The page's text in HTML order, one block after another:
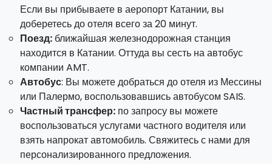
Выезд из отеля.
Кулинарный мастер-класс и посещение рынка Катании.
Отель:отель, в котором вы будете проживать, имеет 4*
и расположен в центре Катании. Размещение
предусмотрено в двухместном номере с включённым
завтраком.
Заезд:с 14:00 —Выезд:до 12:00.
Хотите взять машину напрокат и насладиться полной
свободой?Свяжитесьс намиили забронируйте онлайн!
Если вы прибываете в аеропорт Катании, вы
доберетесь до отеля всего за 20 минут.
Поезд:ближайшая железнодорожная станция
находится в Катании. Оттуда вы сесть на автобус
компании AMT.
Автобус: Вы можете добраться до отеля из Мессины
или Палермо, воспользовавшись автобусом SAIS.
Частный трансфер:по запросу вы можете
воспользоваться услугами частного водителя или
взять напрокат автомобиль. Свяжитесь с нами для
персонализированного предложения.